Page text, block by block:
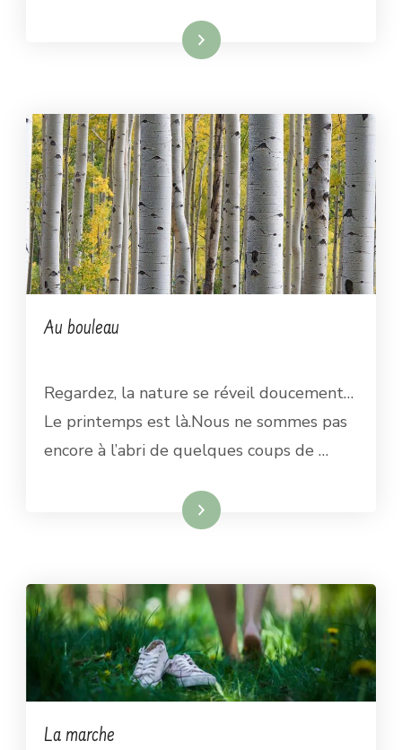
Lire la suite
Au bouleau
Regardez, la nature se réveil doucement…
Le printemps est là.Nous ne sommes pas
encore à l’abri de quelques coups de …
Lire la suite
La marche